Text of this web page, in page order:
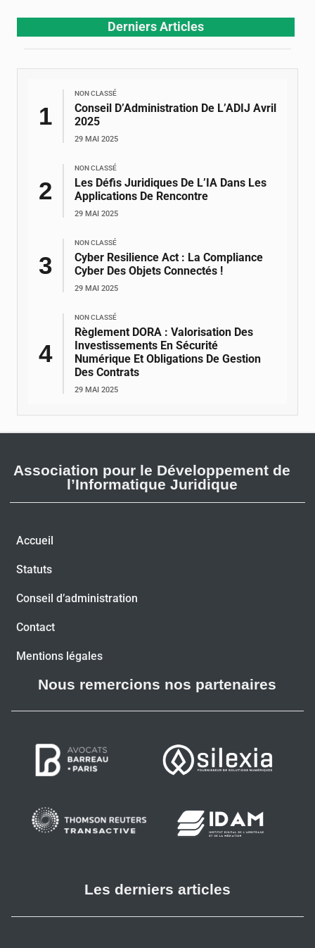
Derniers Articles
NON CLASSÉ
Conseil D’Administration De L’ADIJ Avril
2025
29 MAI 2025
NON CLASSÉ
Les Défis Juridiques De L’IA Dans Les
Applications De Rencontre
29 MAI 2025
NON CLASSÉ
Cyber Resilience Act : La Compliance
Cyber Des Objets Connectés !
29 MAI 2025
NON CLASSÉ
Règlement DORA : Valorisation Des
Investissements En Sécurité
Numérique Et Obligations De Gestion
Des Contrats
29 MAI 2025
Association pour le Développement de
l’Informatique Juridique
Accueil
Statuts
Conseil d’administration
Contact
Mentions légales
Nous remercions nos partenaires
Les derniers articles